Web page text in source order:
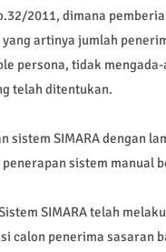
2011, dimana
artinya jumlah
persona, tidak
telah ditentukan.
sistem SIMARA dengan
sistem manual
SIMARA telah
calon penerima sasaran